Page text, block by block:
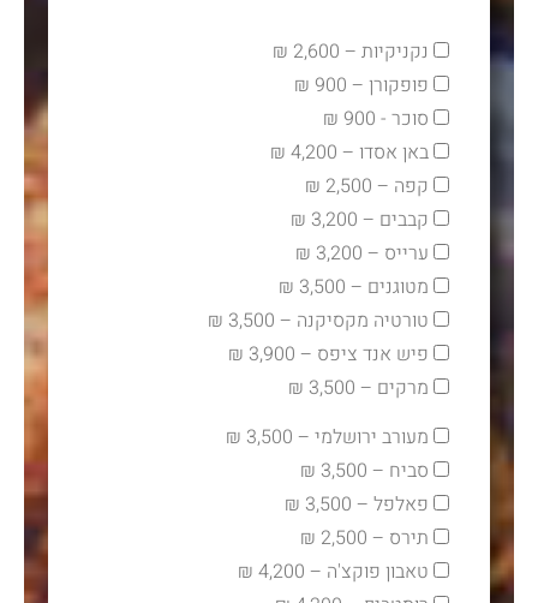
נקניקיות – 2,600 ₪
פופקורן – 900 ₪
סוכר - 900 ₪
באן אסדו – 4,200 ₪
קפה – 2,500 ₪
קבבים – 3,200 ₪
ערייס – 3,200 ₪
מטוגנים – 3,500 ₪
טורטיה מקסיקנה – 3,500 ₪
פיש אנד ציפס – 3,900 ₪
מרקים – 3,500 ₪
מעורב ירושלמי – 3,500 ₪
סביח – 3,500 ₪
פאלפל – 3,500 ₪
תירס – 2,500 ₪
טאבון פוקצ'ה – 4,200 ₪